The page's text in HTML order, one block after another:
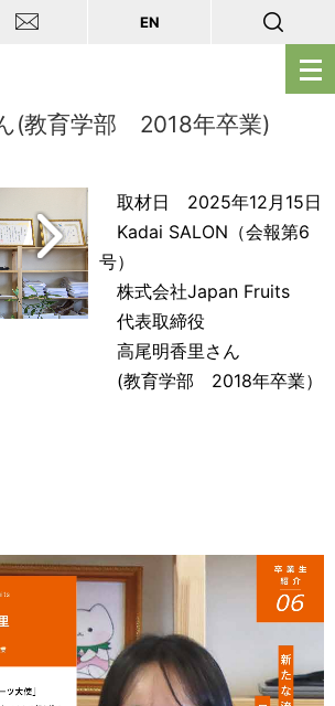
メ
ニ
開
く
EN
(教育学部 2018年卒業)
取材日 2025年12月15日
Kadai SALON（会報第6
号）
株式会社Japan Fruits
代表取締役
高尾明香里さん
(教育学部 2018年卒業）